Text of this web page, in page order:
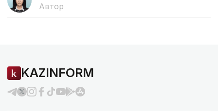
Автор
KAZINFORM